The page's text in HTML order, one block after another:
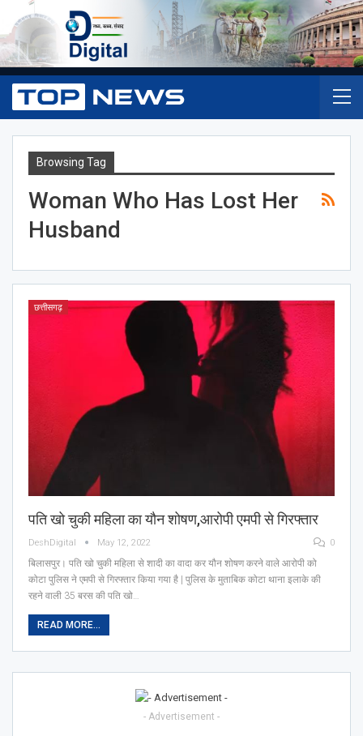
Browsing Tag
Woman Who Has Lost Her
Husband
छत्तीसगढ़
पति खो चुकी महिला का यौन शोषण,आरोपी एमपी से गिरफ्तार
DeshDigital May 12, 2022 0
बिलासपुर। पति खो चुकी महिला से शादी का वादा कर यौन शोषण करने वाले आरोपी को
कोटा पुलिस ने एमपी से गिरफ्तार किया गया है | पुलिस के मुताबिक कोटा थाना इलाके की
रहने वाली 35 बरस की पति खो…
READ MORE...
- Advertisement -